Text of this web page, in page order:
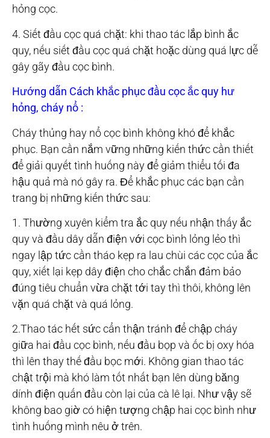
hỏng cọc.
4. Siết đầu cọc quá chặt: khi thao tác lắp bình ắc
quy, nếu siết đầu cọc quá chặt hoặc dùng quá lực dễ
gây gãy đầu cọc bình.
Hướng dẫn Cách khắc phục đầu cọc ắc quy hư
hỏng, cháy nổ :
Cháy thủng hay nổ cọc bình không khó để khắc
phục. Bạn cần nắm vững những kiến thức cần thiết
để giải quyết tình huống này để giảm thiểu tối đa
hậu quả mà nó gây ra. Để khắc phục các bạn cần
trang bị những kiến thức sau:
1. Thường xuyên kiểm tra ắc quy nếu nhận thấy ắc
quy và đầu dây dẫn điện với cọc bình lỏng lẻo thì
ngay lập tức cần tháo kẹp ra lau chùi các cọc của ắc
quy, xiết lại kẹp dây điện cho chắc chắn đảm bảo
đúng tiêu chuẩn vừa chặt tới tay thì thôi, không lên
vặn quá chặt và quá lỏng.
2.Thao tác hết sức cẩn thận tránh để chập cháy
giữa hai đầu cọc bình, nếu đầu bọp và ốc bị oxy hóa
thì lên thay thế đầu bọc mới. Không gian thao tác
chật trội mà khó làm tốt nhất bạn lên dùng băng
dính điện quấn đầu còn lại của cà lê lại. Như vậy sẽ
không bao giờ có hiện tượng chập hai cọc bình như
tình huống mình nêu ở trên.